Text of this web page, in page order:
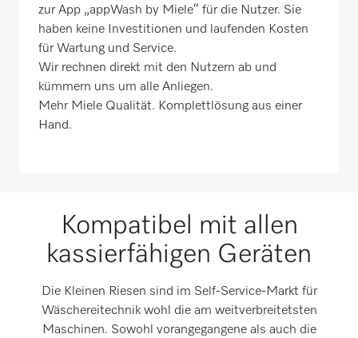
zur App „appWash by Miele“ für die Nutzer. Sie
haben keine Investitionen und laufenden Kosten
für Wartung und Service.
Wir rechnen direkt mit den Nutzern ab und
kümmern uns um alle Anliegen.
Mehr Miele Qualität. Komplettlösung aus einer
Hand.
Kompatibel mit allen
kassierfähigen Geräten
Die Kleinen Riesen sind im Self-Service-Markt für
Wäschereitechnik wohl die am weitverbreitetsten
Maschinen. Sowohl vorangegangene als auch die